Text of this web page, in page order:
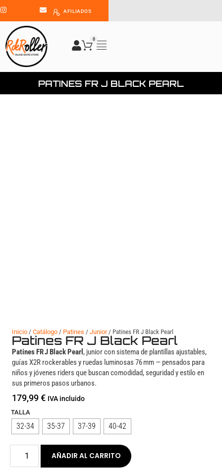
AFILIADOS
0
PATINES FR J BLACK PEARL
Inicio / Catálogo / Patines / Junior/ Patines FR J Black Pearl
Patines FR J Black Pearl
Patines FR J Black Pearl , junior con sistema de plantillas ajustables,
guías X2R rockerables y ruedas luminosas 76 mm — pensados para
niños y jóvenes riders que buscan comodidad, seguridad y estilo en
sus primeros pasos urbanos.
179,99 € IVA incluido
TALLA
32-34 35-37 37-39 40-42
AÑADIR AL CARRITO